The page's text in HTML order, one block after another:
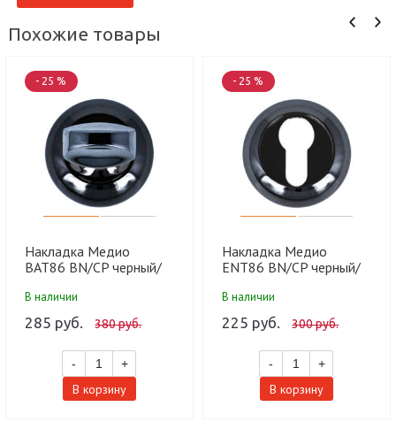
Похожие товары
- 25 %
Накладка Медио
BAT86 BN/CP черный/
В наличии
285 руб. 380 руб.
- +
В корзину
- 25 %
Накладка Медио
ENT86 BN/CP черный/
В наличии
225 руб. 300 руб.
- +
В корзину